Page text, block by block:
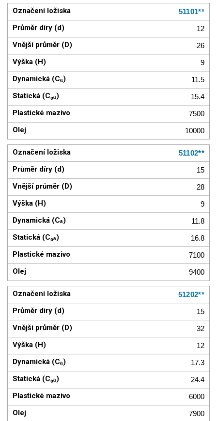
51101**
12
26
9
11.5
15.4
7500
10000
51102**
15
28
9
11.8
16.8
7100
9400
51202**
15
32
12
17.3
24.4
6000
7900